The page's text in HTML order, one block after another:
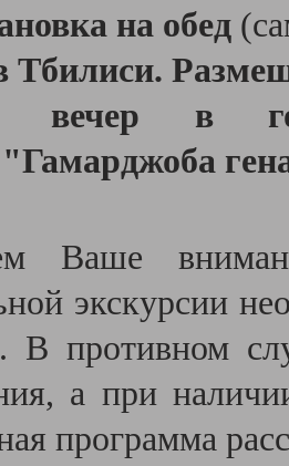
на обед
вечер в
Ваше
экскурсии
В противном
а при
программа